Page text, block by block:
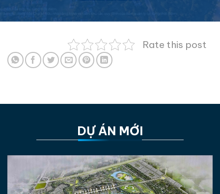
Rate this post
DỰ ÁN MỚI